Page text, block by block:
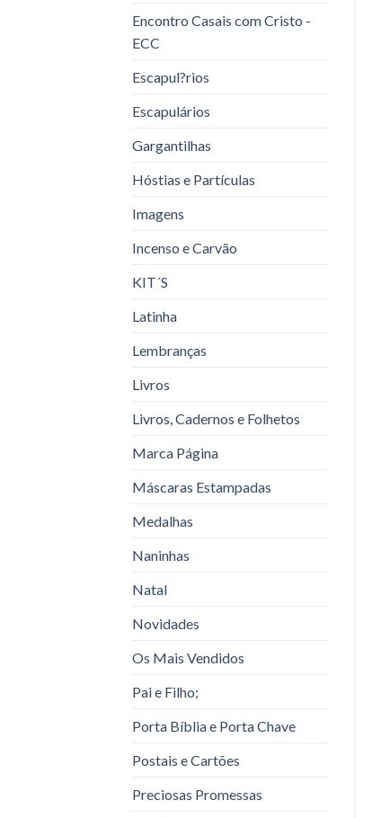
Encontro Casais com Cristo -
ECC
Escapul?rios
Escapulários
Gargantilhas
Hóstias e Partículas
Imagens
Incenso e Carvão
KIT´S
Latinha
Lembranças
Livros
Livros, Cadernos e Folhetos
Marca Página
Máscaras Estampadas
Medalhas
Naninhas
Natal
Novidades
Os Mais Vendidos
Pai e Filho;
Porta Bíblia e Porta Chave
Postais e Cartões
Preciosas Promessas